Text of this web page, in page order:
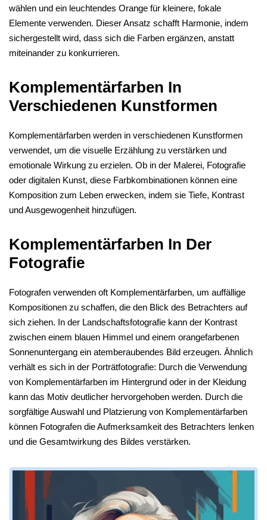
wählen und ein leuchtendes Orange für kleinere, fokale
Elemente verwenden. Dieser Ansatz schafft Harmonie, indem
sichergestellt wird, dass sich die Farben ergänzen, anstatt
miteinander zu konkurrieren.
Komplementärfarben In
Verschiedenen Kunstformen
Komplementärfarben werden in verschiedenen Kunstformen
verwendet, um die visuelle Erzählung zu verstärken und
emotionale Wirkung zu erzielen. Ob in der Malerei, Fotografie
oder digitalen Kunst, diese Farbkombinationen können eine
Komposition zum Leben erwecken, indem sie Tiefe, Kontrast
und Ausgewogenheit hinzufügen.
Komplementärfarben In Der
Fotografie
Fotografen verwenden oft Komplementärfarben, um auffällige
Kompositionen zu schaffen, die den Blick des Betrachters auf
sich ziehen. In der Landschaftsfotografie kann der Kontrast
zwischen einem blauen Himmel und einem orangefarbenen
Sonnenuntergang ein atemberaubendes Bild erzeugen. Ähnlich
verhält es sich in der Porträtfotografie: Durch die Verwendung
von Komplementärfarben im Hintergrund oder in der Kleidung
kann das Motiv deutlicher hervorgehoben werden. Durch die
sorgfältige Auswahl und Platzierung von Komplementärfarben
können Fotografen die Aufmerksamkeit des Betrachters lenken
und die Gesamtwirkung des Bildes verstärken.